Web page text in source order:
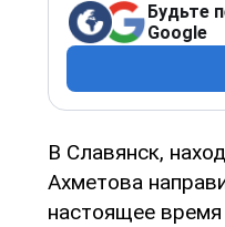
Будьте
Google
В Славянск,
Ахметова
настоящее